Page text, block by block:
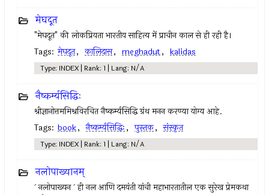
मेघदूत
"मेघदूत" की लोकप्रियता भारतीय साहित्य में प्राचीन काल से ही रही है।
Tags: मेघदूत, कालिदास, meghadut, kalidas
Type: INDEX | Rank: 1 | Lang: N/A
नैष्कर्म्यसिद्धिः
श्रीज्ञानोत्तममिश्रविरचित नैष्कर्म्यसिद्धि ग्रंथ मनन करण्या योग्य आहे.
Tags: book, नैष्कर्म्यसिद्धिः, पुस्तक, संस्कृत
Type: INDEX | Rank: 1 | Lang: N/A
नलोपाख्यानम्
` नलोपाख्यन ` ही नल आणि दमयंती यांची महाभारतातील एक सुरेख प्रेमकथा